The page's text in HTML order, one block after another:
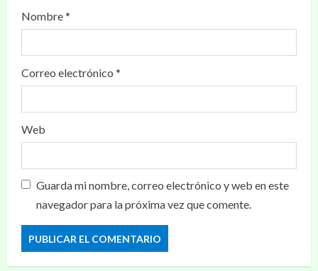
Nombre*
Correo electrónico *
Web
Guarda mi nombre, correo electrónico y web en este
navegador para la próxima vez que comente.